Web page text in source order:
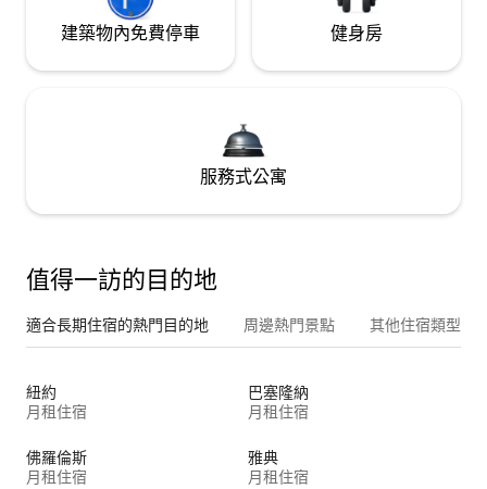
建築物內免費停車 健身房
服務式公寓
值得一訪的目的地
適合長期住宿的熱門目的地 周邊熱門景點 其他住宿類型
紐約
月租住宿
巴塞隆納
月租住宿
佛羅倫斯
月租住宿
雅典
月租住宿